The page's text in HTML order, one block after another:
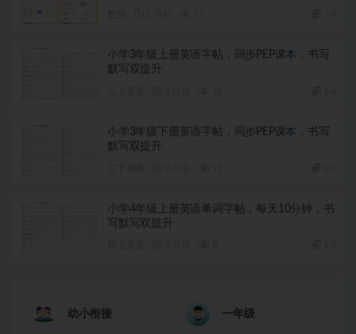
小学3年级上册英语字帖，同步PEP课本，书写
默写双提升
小学3年级下册英语字帖，同步PEP课本，书写
默写双提升
小学4年级上册英语单词字帖，每天10分钟，书
写默写双提升
幼小衔接 一年级